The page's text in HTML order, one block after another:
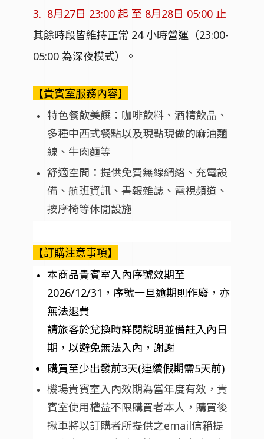
3. 8月27日 23:00 起 至 8月28日 05:00 止
其餘時段皆維持正常 24 小時營運（23:00-
05:00 為深夜模式）。
【貴賓室服務內容】
特色餐飲美饌：咖啡飲料、酒精飲品、
多種中西式餐點以及現點現做的麻油麵
線、牛肉麵等
舒適空間：提供免費無線網絡、充電設
備、航班資訊、書報雜誌、電視頻道、
按摩椅等休閒設施
【訂購注意事項】
本商品貴賓室入內序號效期至
2026/12/31，序號一旦逾期則作廢，亦
無法退費
請旅客於兌換時詳閱說明並備註入內日
期，以避免無法入內，謝謝
購買至少出發前3天(連續假期需5天前)
機場貴賓室入內效期為當年度有效，貴
賓室使用權益不限購買者本人，購買後
揪車將以訂購者所提供之email信箱提